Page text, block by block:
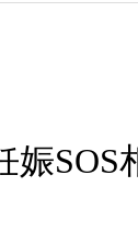
SOS